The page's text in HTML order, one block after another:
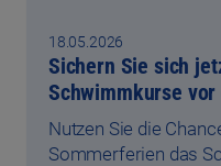
18.05.2026
Sichern Sie sich
Schwimmkurse
Nutzen Sie die
Sommerferien das